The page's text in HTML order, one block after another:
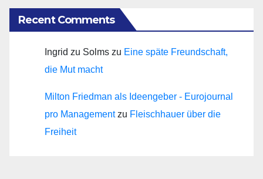
Recent Comments
Ingrid zu Solms zu Eine späte Freundschaft,
die Mut macht
Milton Friedman als Ideengeber - Eurojournal
pro Managementzu Fleischhauer über die
Freiheit